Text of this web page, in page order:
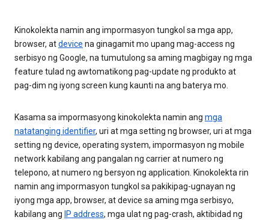
Kinokolekta namin ang impormasyon tungkol sa mga app,
browser, atdevice na ginagamit mo upang mag-access ng
serbisyo ng Google, na tumutulong sa aming magbigay ng mga
feature tulad ng awtomatikong pag-update ng produkto at
pag-dim ng iyong screen kung kaunti na ang baterya mo.
Kasama sa impormasyong kinokolekta namin ang mga
natatanging identifier, uri at mga setting ng browser, uri at mga
setting ng device, operating system, impormasyon ng mobile
network kabilang ang pangalan ng carrier at numero ng
telepono, at numero ng bersyon ng application. Kinokolekta rin
namin ang impormasyon tungkol sa pakikipag-ugnayan ng
iyong mga app, browser, at device sa aming mga serbisyo,
kabilang ang IP address, mga ulat ng pag-crash, aktibidad ng